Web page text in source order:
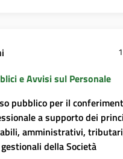
e Avvisi sul Personale
pubblico per il
a supporto dei
amministrativi,
della Società